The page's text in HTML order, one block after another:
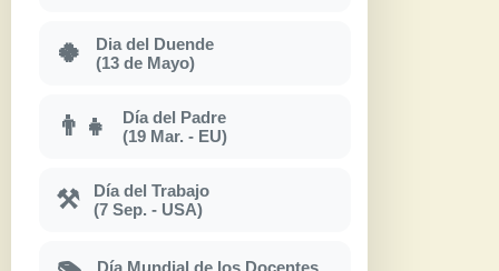
🍀
Dia del Duende
(13 de Mayo)
👨‍👧
Día del Padre
(19 Mar. - EU)
⚒
Día del Trabajo
(7 Sep. - USA)
Día Mundial de los Docentes